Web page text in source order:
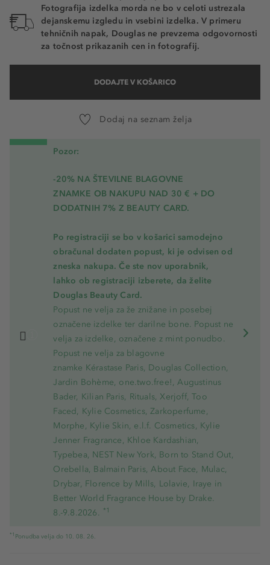
Fotografija izdelka morda ne bo v celoti ustrezala
dejanskemu izgledu in vsebini izdelka. V primeru
tehničnih napak, Douglas ne prevzema odgovornosti
za točnost prikazanih cen in fotografij.
DODAJTE V KOŠARICO
Dodaj na seznam želja
Pozor:
-20% NA ŠTEVILNE BLAGOVNE
ZNAMKE OB NAKUPU NAD 30 € + DO
DODATNIH 7% Z BEAUTY CARD.
Po registraciji se bo v košarici samodejno
obračunal dodaten popust, ki je odvisen od
zneska nakupa. Če ste nov uporabnik,
lahko ob registraciji izberete, da želite
Douglas Beauty Card.
Popust ne velja za že znižane in posebej
označene izdelke ter darilne bone. Popust ne
velja za izdelke, označene z mint ponudbo.
Popust ne velja za blagovne
znamke Kérastase Paris, Douglas Collection,
Jardin Bohème, one.two.free!, Augustinus
Bader, Kilian Paris, Rituals, Xerjoff, Too
Faced, Kylie Cosmetics, Zarkoperfume,
Morphe, Kylie Skin, e.l.f. Cosmetics, Kylie
Jenner Fragrance, Khloe Kardashian,
Typebea, NEST New York, Born to Stand Out,
Orebella, Balmain Paris, About Face, Mulac,
Drybar, Florence by Mills, Lolavie, Iraye in
Better World Fragrance House by Drake.
8.-9.8.2026. *1
*1 Ponudba velja do 10. 08. 26.